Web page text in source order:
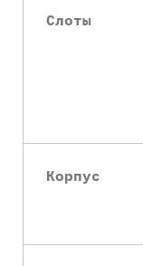
Слоты
Корпус